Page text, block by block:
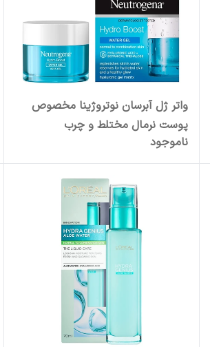
واتر ژل آبرسان نوتروژینا مخصوص
پوست نرمال مختلط و چرب
ناموجود